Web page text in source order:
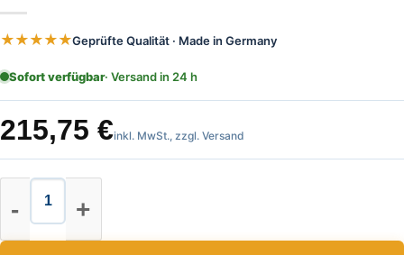
★★★★★Geprüfte Qualität · Made in Germany
Sofort verfügbar· Versand in 24 h
215,75 €inkl. MwSt., zzgl. Versand
Nestle Holzstativ Höhe 90 - 170